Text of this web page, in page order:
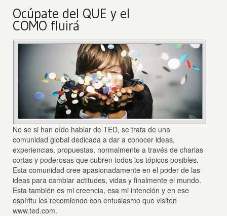
Ocúpate del QUE y el
COMO fluirá
No se si han oído hablar de TED, se trata de una
comunidad global dedicada a dar a conocer ideas,
experiencias, propuestas, normalmente a través de charlas
cortas y poderosas que cubren todos los tópicos posibles.
Esta comunidad cree apasionadamente en el poder de las
ideas para cambiar actitudes, vidas y finalmente el mundo.
Esta también es mi creencia, esa mi intención y en ese
espíritu les recomiendo con entusiasmo que visiten
www.ted.com.